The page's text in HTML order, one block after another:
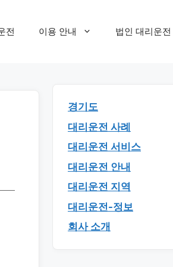
전 이용 안내 법인 대리운전
경기도
대리운전 사례
대리운전 서비스
대리운전 안내
대리운전 지역
대리운전-정보
회사 소개